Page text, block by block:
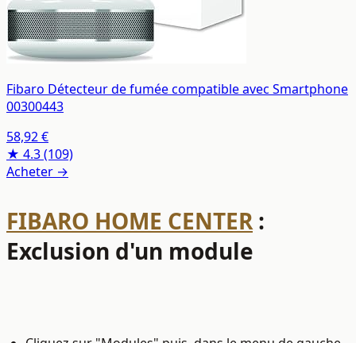
Fibaro Détecteur de fumée compatible avec Smartphone
00300443
58,92 €
★ 4.3(109)
Acheter →
FIBARO HOME CENTER:
Exclusion d'un module